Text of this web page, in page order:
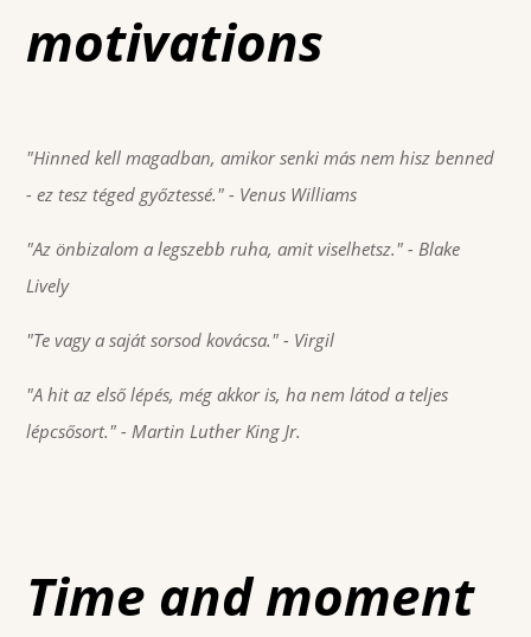
motivations
"Hinned kell magadban, amikor senki más nem hisz benned
- ez tesz téged győztessé." - Venus Williams
"Az önbizalom a legszebb ruha, amit viselhetsz." - Blake
Lively
"Te vagy a saját sorsod kovácsa." - Virgil
"A hit az első lépés, még akkor is, ha nem látod a teljes
lépcsősort." - Martin Luther King Jr.
Time and moment